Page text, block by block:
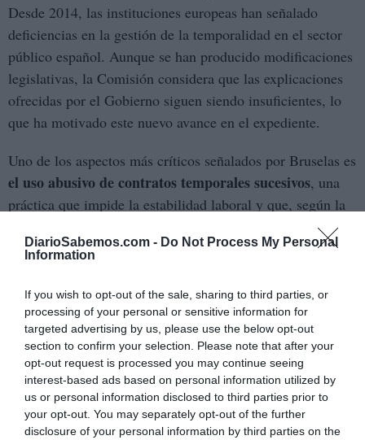
DiarioSabemos.com - Do Not Process My Personal
Information
If you wish to opt-out of the sale, sharing to third parties, or
processing of your personal or sensitive information for
targeted advertising by us, please use the below opt-out
section to confirm your selection. Please note that after your
opt-out request is processed you may continue seeing
interest-based ads based on personal information utilized by
us or personal information disclosed to third parties prior to
your opt-out. You may separately opt-out of the further
disclosure of your personal information by third parties on the
Desde 2014, las instituciones europeas han señalado
deficiencias en la gestión de la temporalidad en el sector
público español. Aunque se han producido modificaciones
legislativas, la Comisión considera que las explicaciones
ofrecidas por el Gobierno siguen siendo insuficientes, lo
que ha motivado este nuevo avance en el expediente.
Uno de los aspectos más críticos señalados por Bruselas es
el uso abusivo de contratos temporales sucesivos, una
práctica que impide la estabilidad laboral y que, según la
normativa comunitaria, debe ser prevenido y sancionado.
La falta de mecanismos eficaces para evitar este
posición vulnerable frente a las exigencias europeas.
Desde el punto de vista político,este ultimátum europeo
reabre el debate sobre la eficacia de las reformas
laborales impulsadas en los últimos años. Mientras el
Gobierno defiende los avances logrados, la presión de
Bruselas pone en cuestión la profundidad de estos cambios